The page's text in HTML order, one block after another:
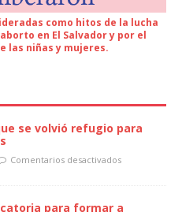
como hitos de la lucha
en El Salvador y por el
las niñas y mujeres.
se volvió refugio para
Comentarios desactivados
para formar a